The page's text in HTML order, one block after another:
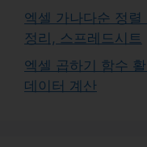
엑셀 가나다순 정
정리, 스프레드시트
엑셀 곱하기 함수
데이터 계산